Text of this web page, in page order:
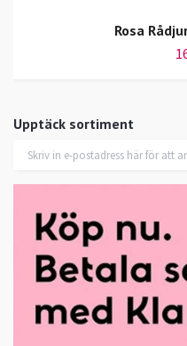
Upptäck sortiment
Rosa